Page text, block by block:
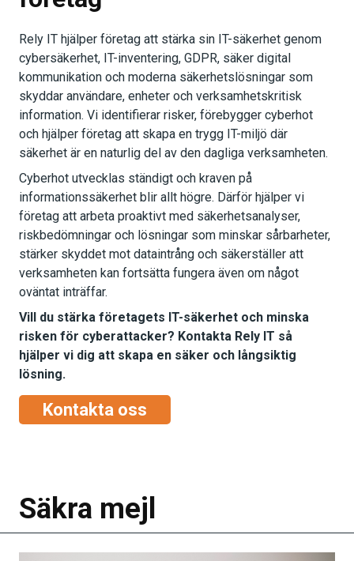
Rely IT hjälper företag att stärka sin IT-säkerhet genom
cybersäkerhet, IT-inventering, GDPR, säker digital
kommunikation och moderna säkerhetslösningar som
skyddar användare, enheter och verksamhetskritisk
information. Vi identifierar risker, förebygger cyberhot
och hjälper företag att skapa en trygg IT-miljö där
säkerhet är en naturlig del av den dagliga verksamheten.
Cyberhot utvecklas ständigt och kraven på
informationssäkerhet blir allt högre. Därför hjälper vi
företag att arbeta proaktivt med säkerhetsanalyser,
riskbedömningar och lösningar som minskar sårbarheter,
stärker skyddet mot dataintrång och säkerställer att
verksamheten kan fortsätta fungera även om något
oväntat inträffar.
Vill du stärka företagets IT-säkerhet och minska
risken för cyberattacker? Kontakta Rely IT så
hjälper vi dig att skapa en säker och långsiktig
lösning.
Kontakta oss
Säkra mejl